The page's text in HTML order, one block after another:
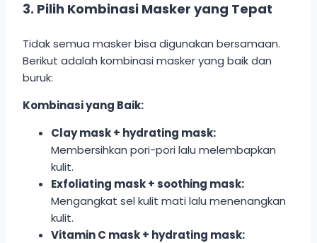
3. Pilih Kombinasi Masker yang Tepat
Tidak semua masker bisa digunakan bersamaan.
Berikut adalah kombinasi masker yang baik dan
buruk:
Kombinasi yang Baik:
Clay mask + hydrating mask:
Membersihkan pori-pori lalu melembapkan
kulit.
Exfoliating mask + soothing mask:
Mengangkat sel kulit mati lalu menenangkan
kulit.
Vitamin C mask + hydrating mask: